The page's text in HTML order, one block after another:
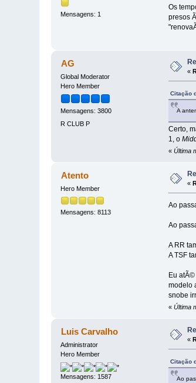
Mensagens: 1
Os
presos
AG
Global Moderator
Hero Member
Mensagens: 3800
R CLUB P
«
Citação
A
Certo,
1, o
« Última
Atento
Hero Member
Mensagens: 8113
«
Ao
Ao
A RR
A TSF
Eu
modelo
snobe
« Última
Luis Carvalho
Administrator
Hero Member
Mensagens: 1587
«
Citação
Ao